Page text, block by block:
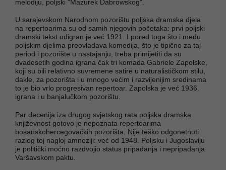
melodiju, poljski "Mazurek Dabrowskog".
U sarajevskom Narodnom pozorištu poljska dramska djela
na repertoarima su od samih njegovih početaka: prvi poljski
dramski tekst odigran je već 1921. I pored toga što i među
poljskim djelima preovladava komedija, što je tipično za taj
period i pozorište u nastajanju, treba primijetiti da su
dvadesetih godina igrana čak tri komada Gabriele Zapolske,
koji su bili relativno suvremene satire u naturalističkom stilu,
dakle, za pozorišta i u mnogo većim i razvijenijim sredinama
to je bio vrlo progresivan repertoar. Zapolska je već 1936.
igrana i u banjalučkom pozorištu.
Par decenija iza drugog svjetskog rata poljska dramska
književnost gotovo je nepoznata repertoarima
bosanskohercegovačkih pozorišta. Nije teško odgonetnuti
razlog toj nagloj amneziji: već od 1948. Poljsku i Jugoslaviju
je politički moćno razdvojio status pripadanja i nepripadanja
Varšavskom paktu.